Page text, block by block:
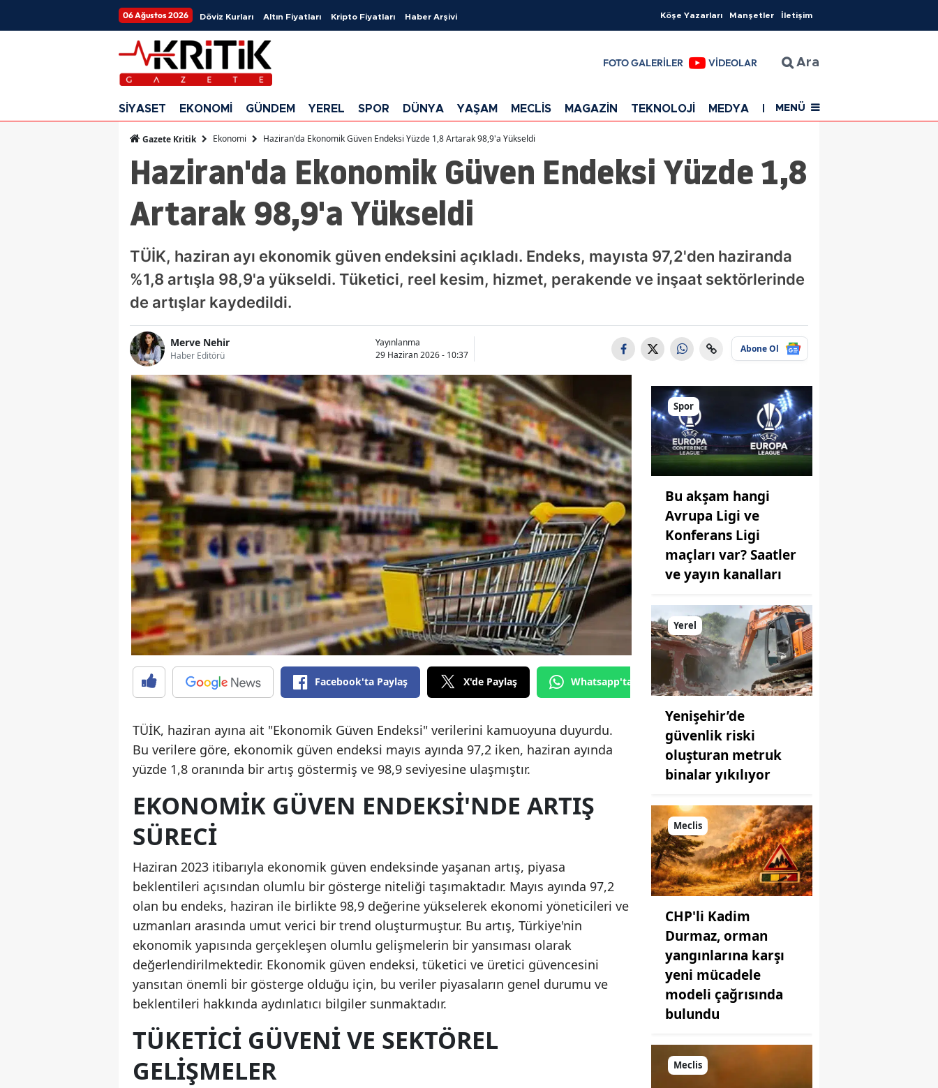
06 Ağustos 2026 Döviz Kurları Altın Fiyatları Kripto Fiyatları Haber Arşivi Köşe Yazarları Manşetler İletişim
FOTO GALERİLER VİDEOLAR Ara
SİYASET EKONOMİ GÜNDEM YEREL SPOR DÜNYA YAŞAM MECLİS MAGAZİN TEKNOLOJİ MEDYA EĞİTİM SAĞLIK
MENÜ
Gazete Kritik Ekonomi Haziran'da Ekonomik Güven Endeksi Yüzde 1,8 Artarak 98,9'a Yükseldi
Haziran'da Ekonomik Güven Endeksi Yüzde 1,8
Artarak 98,9'a Yükseldi
TÜİK, haziran ayı ekonomik güven endeksini açıkladı. Endeks, mayısta 97,2'den haziranda
%1,8 artışla 98,9'a yükseldi. Tüketici, reel kesim, hizmet, perakende ve inşaat sektörlerinde
de artışlar kaydedildi.
Merve Nehir
Haber Editörü
Yayınlanma
29 Haziran 2026 - 10:37
Abone Ol
Facebook'ta Paylaş X'de Paylaş Whatsapp'tan Gönder
TÜİK, haziran ayına ait "Ekonomik Güven Endeksi" verilerini kamuoyuna duyurdu.
Bu verilere göre, ekonomik güven endeksi mayıs ayında 97,2 iken, haziran ayında
yüzde 1,8 oranında bir artış göstermiş ve 98,9 seviyesine ulaşmıştır.
EKONOMIK GÜVEN ENDEKSI'NDE ARTIŞ
SÜRECI
Haziran 2023 itibarıyla ekonomik güven endeksinde yaşanan artış, piyasa
beklentileri açısından olumlu bir gösterge niteliği taşımaktadır. Mayıs ayında 97,2
olan bu endeks, haziran ile birlikte 98,9 değerine yükselerek ekonomi yöneticileri ve
uzmanları arasında umut verici bir trend oluşturmuştur. Bu artış, Türkiye'nin
ekonomik yapısında gerçekleşen olumlu gelişmelerin bir yansıması olarak
değerlendirilmektedir. Ekonomik güven endeksi, tüketici ve üretici güvencesini
yansıtan önemli bir gösterge olduğu için, bu veriler piyasaların genel durumu ve
beklentileri hakkında aydınlatıcı bilgiler sunmaktadır.
TÜKETICI GÜVENI VE SEKTÖREL
GELIŞMELER
Spor
Bu akşam hangi
Avrupa Ligi ve
Konferans Ligi
maçları var? Saatler
ve yayın kanalları
Yerel
Yenişehir’de
güvenlik riski
oluşturan metruk
binalar yıkılıyor
Meclis
CHP'li Kadim
Durmaz, orman
yangınlarına karşı
yeni mücadele
modeli çağrısında
bulundu
Meclis